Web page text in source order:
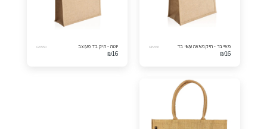
פאייבר - תיק נשיאה עשוי בד GB556
₪16
יוטה - תיק בד מעוצב GB550
₪16